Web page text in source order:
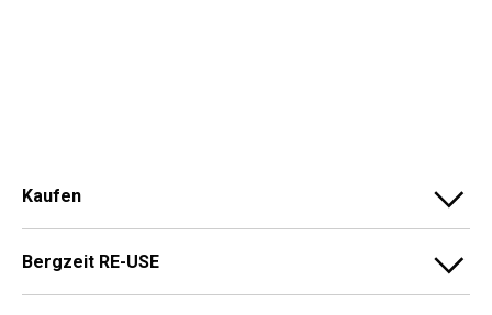
Kaufen
Bergzeit RE-USE